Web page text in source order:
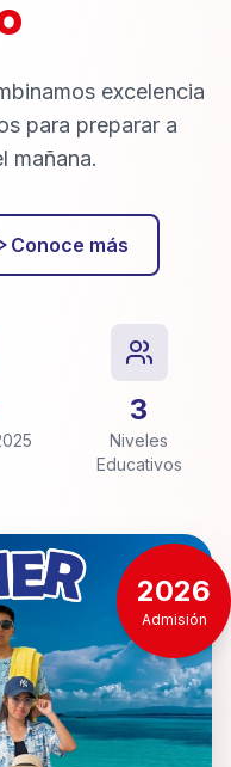
excelencia
para preparar a
mañana.
Conoce más
3
Niveles
Educativos
2026
Admisión